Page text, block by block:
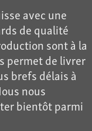
avec une
de qualité
sont à la
permet de livrer
brefs délais à
nous
bientôt parmi